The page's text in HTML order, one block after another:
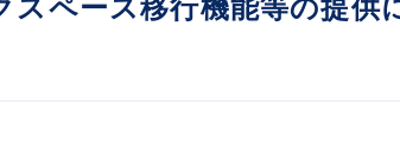
スペース移行機能等の提供